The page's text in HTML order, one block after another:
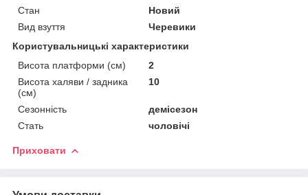
Стан
Новий
Вид взуття
Черевики
Користувальницькі характеристики
Висота платформи (см)
2
Висота халяви / задника
(см)
10
Сезонність
демісезон
Стать
чоловічі
Приховати